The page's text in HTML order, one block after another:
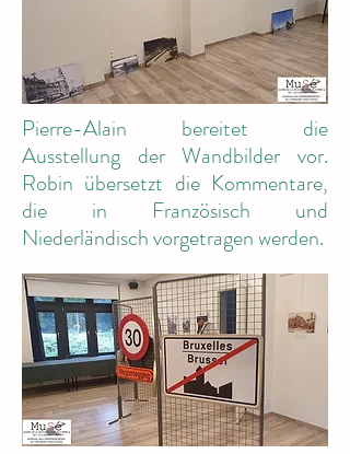
Pierre-Alain bereitet die
Ausstellung der Wandbilder vor.
Robin übersetzt die Kommentare,
die in Französisch und
Niederländisch vorgetragen werden.